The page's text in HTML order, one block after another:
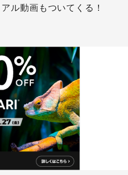
ル動画もついてくる！